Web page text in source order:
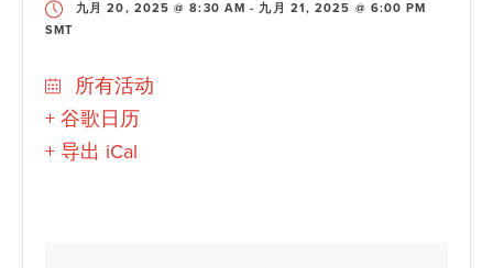
九月 20, 2025 @ 8:30 AM - 九月 21, 2025 @ 6:00 PM
SMT
所有活动
+ 谷歌日历
+ 导出 iCal